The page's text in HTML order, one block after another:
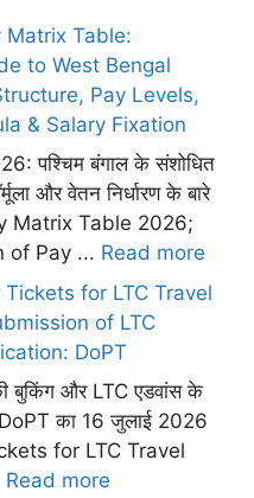
Matrix Table:
to West Bengal
Pay Levels,
& Salary Fixation
पश्चिम बंगाल के संशोधित
और वेतन निर्धारण के बारे
Matrix Table 2026;
of Pay ... Read more
for LTC Travel
of LTC
DoPT
बुकिंग और LTC एडवांस के
का 16 जुलाई 2026
for LTC Travel
Read more